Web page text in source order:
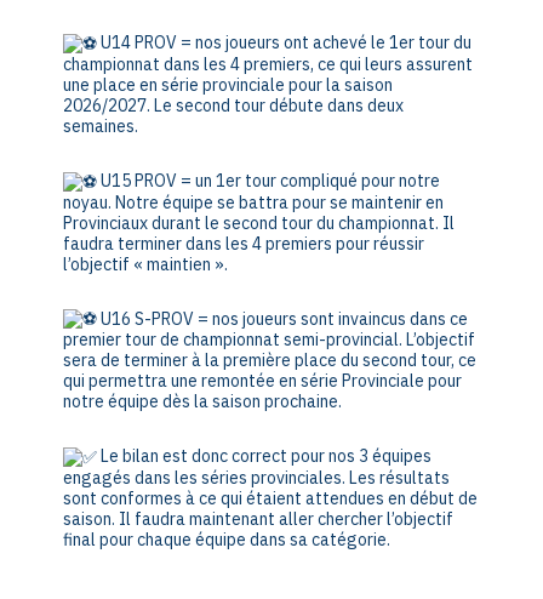
U14 PROV = nos joueurs ont achevé le 1er tour du
championnat dans les 4 premiers, ce qui leurs assurent
une place en série provinciale pour la saison
2026/2027. Le second tour débute dans deux
semaines.
U15 PROV = un 1er tour compliqué pour notre
noyau. Notre équipe se battra pour se maintenir en
Provinciaux durant le second tour du championnat. Il
faudra terminer dans les 4 premiers pour réussir
l’objectif « maintien ».
U16 S-PROV = nos joueurs sont invaincus dans ce
premier tour de championnat semi-provincial. L’objectif
sera de terminer à la première place du second tour, ce
qui permettra une remontée en série Provinciale pour
notre équipe dès la saison prochaine.
Le bilan est donc correct pour nos 3 équipes
engagés dans les séries provinciales. Les résultats
sont conformes à ce qui étaient attendues en début de
saison. Il faudra maintenant aller chercher l’objectif
final pour chaque équipe dans sa catégorie.